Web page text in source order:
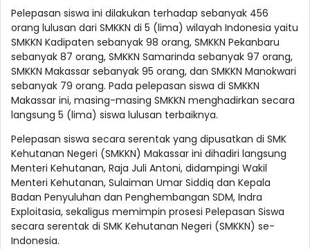
Pelepasan siswa ini dilakukan terhadap sebanyak 456
orang lulusan dari SMKKN di 5 (lima) wilayah Indonesia yaitu
SMKKN Kadipaten sebanyak 98 orang, SMKKN Pekanbaru
sebanyak 87 orang, SMKKN Samarinda sebanyak 97 orang,
SMKKN Makassar sebanyak 95 orang, dan SMKKN Manokwari
sebanyak 79 orang. Pada pelepasan siswa di SMKKN
Makassar ini, masing-masing SMKKN menghadirkan secara
langsung 5 (lima) siswa lulusan terbaiknya.
Pelepasan siswa secara serentak yang dipusatkan di SMK
Kehutanan Negeri (SMKKN) Makassar ini dihadiri langsung
Menteri Kehutanan, Raja Juli Antoni, didampingi Wakil
Menteri Kehutanan, Sulaiman Umar Siddiq dan Kepala
Badan Penyuluhan dan Penghembangan SDM, Indra
Exploitasia, sekaligus memimpin prosesi Pelepasan Siswa
secara serentak di SMK Kehutanan Negeri (SMKKN) se-
Indonesia.